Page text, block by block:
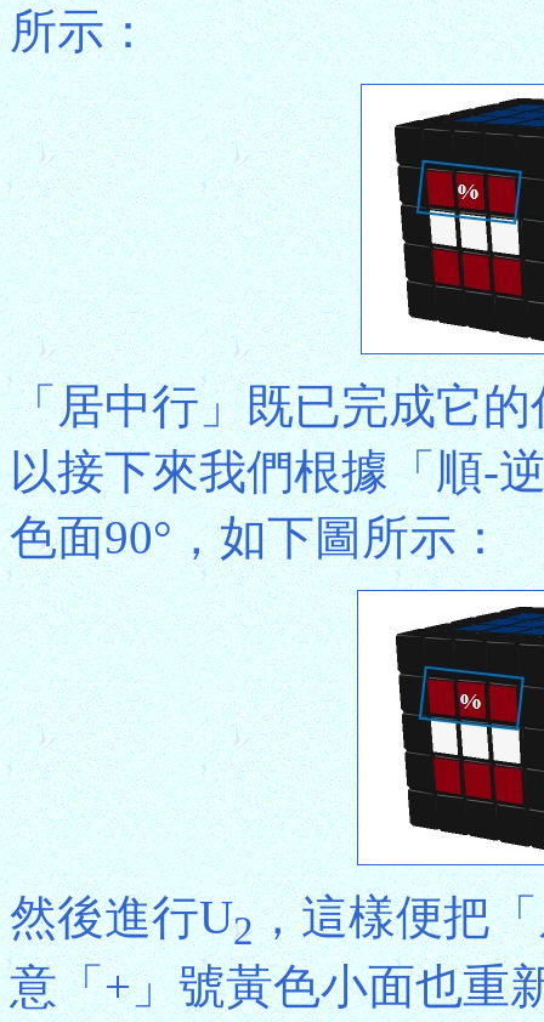
所示：
「居中行」既已完成它
以接下來我們根據「順-
色面90°，如下圖所示：
然後進行U2，這樣便把
意「+」號黃色小面也重